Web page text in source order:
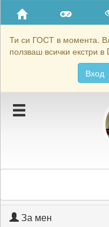
Ти си ГОСТ в момента.
ползваш всички екстри в
Вход
Приятели
Хронология на игри
Подаръците на
Картичките на d2lord
За мен